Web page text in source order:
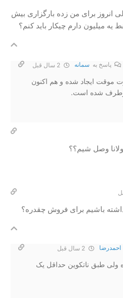
انروز برای من زده بارگزاری بیش
یه میلیون دارم چیکار باید کنم؟
پاسخ به سمانه
موقت ایجاد شده و هم اکنون
شده است.
وصل شیم؟؟
باشیم برای فروش چقدره؟
احمدرضا
ولی طبق ناتکوین حداقل یک